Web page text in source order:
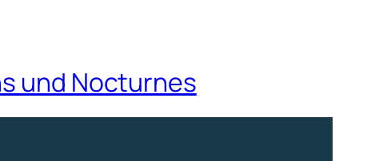
und Nocturnes